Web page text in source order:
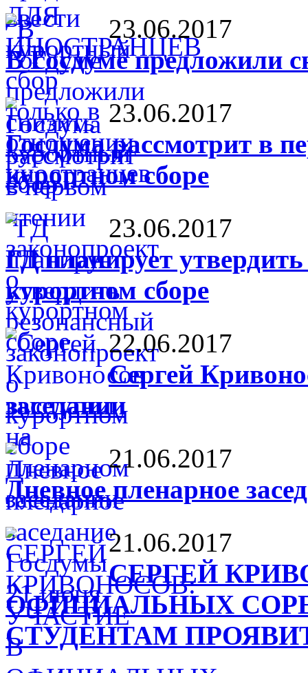
23.06.2017
В Госдуме предложили
23.06.2017
Госдума рассмотрит в
курортном сборе
23.06.2017
ГД планирует
курортном сборе
22.06.2017
Сергей
заседании
21.06.2017
Дневное пленарное
21.06.2017
СЕРГЕЙ
ОФИЦИАЛЬНЫХ
СТУДЕНТАМ